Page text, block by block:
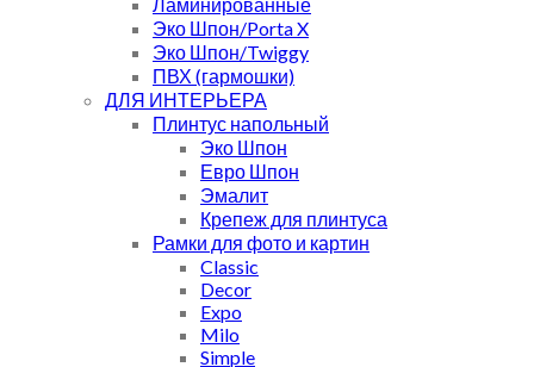
Эко Шпон/Porta X
Эко Шпон/Twiggy
ПВХ (гармошки)
ДЛЯ ИНТЕРЬЕРА
Плинтус напольный
Эко Шпон
Евро Шпон
Эмалит
Крепеж для плинтуса
Рамки для фото и картин
Classic
Decor
Expo
Milo
Simple